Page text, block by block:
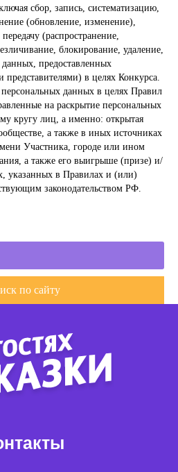
сбор, запись, систематизацию,
(обновление, изменение),
(распространение,
блокирование, удаление,
предоставленных
в целях Конкурса.
данных в целях Правил
на раскрытие персональных
кругу лиц, а именно: открытая
а также в иных источниках
Участника, городе или ином
а также его выигрыше (призе) и/
указанных в Правилах и (или)
законодательством РФ.
по сайту